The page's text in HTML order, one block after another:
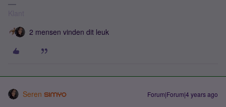
2 mensen vinden dit leuk
Seren Forum|Forum|4 years ago